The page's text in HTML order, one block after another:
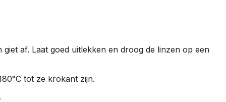
af. Laat goed uitlekken en droog de linzen op een
tot ze krokant zijn.